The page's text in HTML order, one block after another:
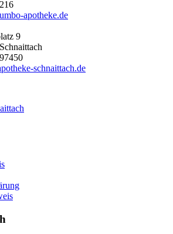
apotheke.de
9
schnaittach.de